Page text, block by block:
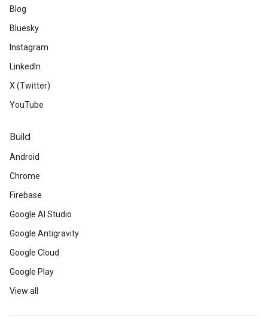
Blog
Bluesky
Instagram
LinkedIn
X (Twitter)
YouTube
Build
Android
Chrome
Firebase
Google AI Studio
Google Antigravity
Google Cloud
Google Play
View all